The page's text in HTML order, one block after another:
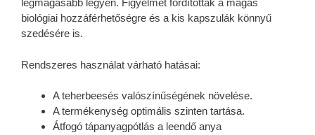
legmagasabb legyen. Figyelmet fordítottak a magas
biológiai hozzáférhetőségre és a kis kapszulák könnyű
szedésére is.
Rendszeres használat várható hatásai:
A teherbeesés valószínűségének növelése.
A termékenység optimális szinten tartása.
Átfogó tápanyagpótlás a leendő anya